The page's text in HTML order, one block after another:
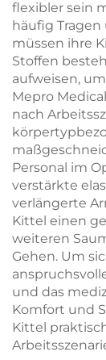
flexibler sein
häufig
müssen ihre
Stoffen
aufweisen,
Mepro
nach
Personal im
verstärkte
verlängerte
Kittel einen
weiteren
Gehen. Um
und das
Komfort und
Kittel